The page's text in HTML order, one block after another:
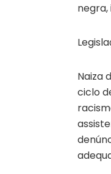
negra,
Naiza
ciclo